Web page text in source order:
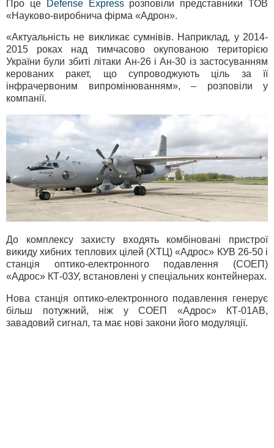
Про це Defense Expressрозповіли представники ТОВ
«Науково-виробнича фірма «Адрон».
«Актуальність не викликає сумнівів. Наприклад, у 2014-
2015 роках над тимчасово окупованою територією
України були збиті літаки Ан-26 і Ан-30 із застосуванням
керованих ракет, що супроводжують ціль за її
інфрачервоним випромінюванням», – розповіли у
компанії.
До комплексу захисту входять комбіновані пристрої
викиду хибних теплових цілей (ХТЦ) «Адрос» КУВ 26-50 і
станція оптико-електронного подавлення (СОЕП)
«Адрос» КТ-03У, встановлені у спеціальних контейнерах.
Нова станція оптико-електронного подавлення генерує
більш потужний, ніж у СОЕП «Адрос» КТ-01АВ,
завадовий сигнал, та має нові закони його модуляції.